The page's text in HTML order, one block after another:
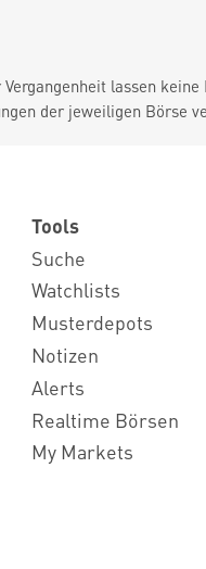
lassen
der jeweiligen Börse
Tools
Suche
Watchlists
Musterdepots
Notizen
Alerts
Realtime Börsen
My Markets